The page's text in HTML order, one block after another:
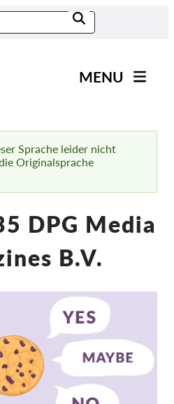
MENU
Fälle nach Projekten
Fälle nach Behörden
Fälle nach Unternehmen
Unterstützen!
Mitgliedschaft
Spenden
Sponsoring
Sprache leider nicht
Originalsprache
DPG Media
B.V.